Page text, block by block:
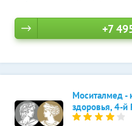
+7
Моситалмед -
здоровья, 4-й